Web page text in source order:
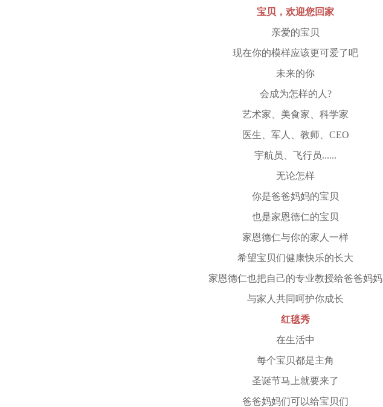
宝贝，欢迎您回家
亲爱的宝贝
现在你的模样应该更可爱了吧
未来的你
会成为怎样的人?
艺术家、美食家、科学家
医生、军人、教师、CEO
宇航员、飞行员......
无论怎样
你是爸爸妈妈的宝贝
也是家恩德仁的宝贝
家恩德仁与你的家人一样
希望宝贝们健康快乐的长大
家恩德仁也把自己的专业教授给爸爸妈妈
与家人共同呵护你成长
红毯秀
在生活中
每个宝贝都是主角
圣诞节马上就要来了
爸爸妈妈们可以给宝贝们